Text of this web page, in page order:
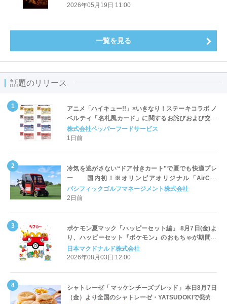
2026年05月19日 11:00
一覧を見る
話題のリリース
アニメ「ハイキュー!!」×いきなり！ステーキコラボ ノ
ベルティ「名札風カード」に関するお詫びおよび交換
対応についてのご案内
株式会社ペッパーフードサービス
1日前
冷気を逃がさない“ドア付きカート”で夏でも快適プレ
ー 国内初！※オリンピアオリジナル「AirCon
Cart（エアコンカート）」導入 | ＰＧＭ
パシフィックゴルフマネージメント株式会社
2日前
ポケモン夏マック「ハッピーセット編」 8月7日(金)よ
り、ハッピーセット『ポケモン』のおもちゃが期間限
定登場
日本マクドナルド株式会社
2026年08月03日 12:00
シャトレーゼ「マッケンチーズブレッド」本日8月7日
（金）より全国のシャトレーゼ・YATSUDOKIで発売